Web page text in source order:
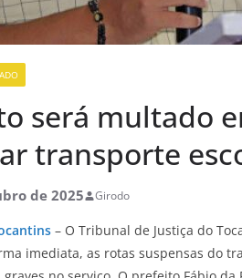
será multado
transporte
de 2025 Girodo
– O Tribunal de Justiça do
imediata, as rotas suspensas do